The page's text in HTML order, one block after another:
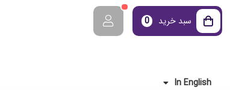
سبد خرید 0
In English